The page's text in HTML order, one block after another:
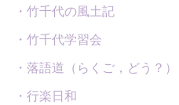
・竹千代の風土記
・竹千代学習会
・落語道（らくご，どう？）
・行楽日和